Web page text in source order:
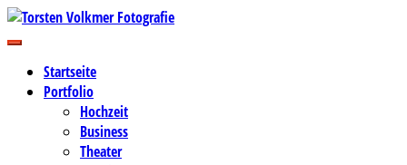
Zum
Inhalt
Torsten Volkmer Fotografie
Business-, Portrait- und Hochzeitsfotografie
Startseite
Portfolio
Hochzeit
Business
Theater